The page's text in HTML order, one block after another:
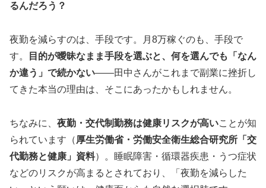
るんだろう？
夜勤を減らすのは、手段です。月8万稼ぐのも、手段で
す。
目的が曖昧なまま手段を選ぶと、何を選んでも「なん
か違う」で続かない——田中さんがこれまで副業に挫折し
てきた本当の理由は、そこにあったかもしれません。
ちなみに、 夜勤・交代制勤務は健康リスクが高いことが知
られています（ 厚生労働省・労働安全衛生総合研究所「交
代勤務と健康」資料）。睡眠障害・循環器疾患・うつ症状
などのリスクが高まるとされており、「夜勤を減らした